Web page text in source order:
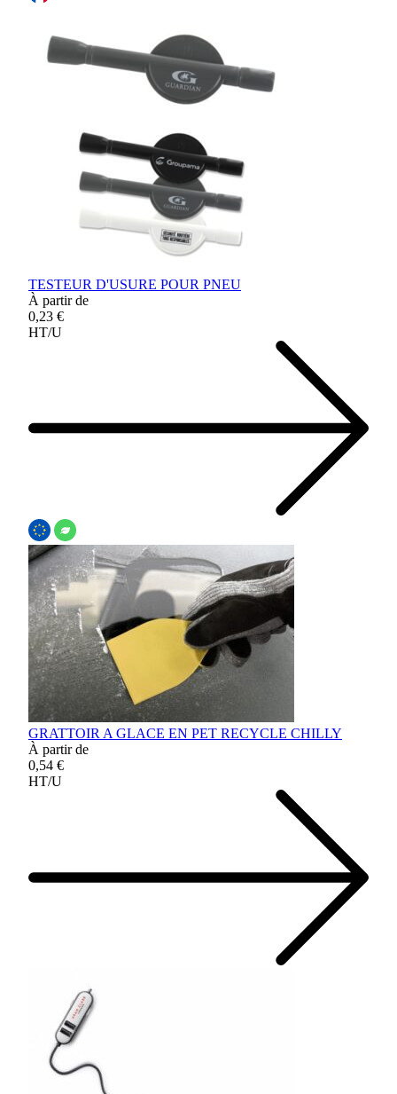
TESTEUR D'USURE POUR PNEU
À partir de
0,23 €
HT/U
GRATTOIR A GLACE EN PET RECYCLE CHILLY
À partir de
0,54 €
HT/U